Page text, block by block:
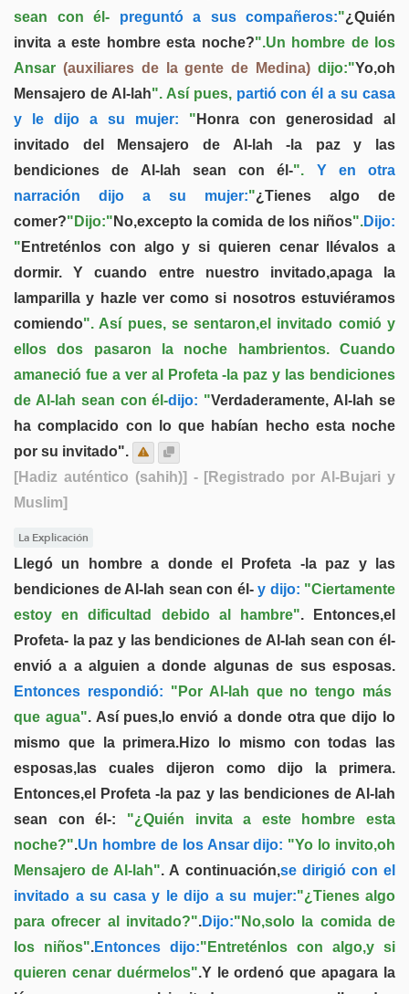
sean con él- preguntó a sus compañeros:"¿Quién
invita a este hombre esta noche?".Un hombre de los
Ansar (auxiliares de la gente de Medina) dijo:"Yo,oh
Mensajero de Al-lah". Así pues,partió con él a su casa
y le dijo a su mujer: " Honra con generosidad al
invitado del Mensajero de Al-lah -la paz y las
bendiciones de Al-lah sean con él-". Y en otra
narración dijo a su mujer:"¿Tienes algo de
comer?"Dijo:" No,excepto la comida de los niños".Dijo:
" Entreténlos con algo y si quieren cenar llévalos a
dormir. Y cuando entre nuestro invitado,apaga la
lamparilla y hazle ver como si nosotros estuviéramos
comiendo". Así pues, se sentaron,el invitado comió y
ellos dos pasaron la noche hambrientos. Cuando
amaneció fue a ver al Profeta -la paz y las bendiciones
de Al-lah sean con él-dijo: "Verdaderamente, Al-lah se
ha complacido con lo que habían hecho esta noche
por su invitado".
[Hadiz auténtico (sahih)] - [Registrado por Al-Bujari y
Muslim]
La Explicación
Llegó un hombre a donde el Profeta -la paz y las
bendiciones de Al-lah sean con él-y dijo: "Ciertamente
estoy en dificultad debido al hambre". Entonces,el
Profeta- la paz y las bendiciones de Al-lah sean con él-
envió a a alguien a donde algunas de sus esposas.
Entonces respondió: "Por Al-lah que no tengo más
que agua". Así pues,lo envió a donde otra que dijo lo
mismo que la primera.Hizo lo mismo con todas las
esposas,las cuales dijeron como dijo la primera.
Entonces,el Profeta -la paz y las bendiciones de Al-lah
sean con él-: "¿Quién invita a este hombre esta
noche?".Un hombre de los Ansar dijo: "Yo lo invito,oh
Mensajero de Al-lah". A continuación,se dirigió con el
invitado a su casa y le dijo a su mujer:"¿Tienes algo
para ofrecer al invitado?".Dijo:"No,solo la comida de
los niños".Entonces dijo:"Entreténlos con algo,y si
quieren cenar duérmelos".Y le ordenó que apagara la